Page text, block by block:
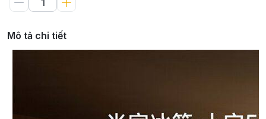
Mô tả chi tiết